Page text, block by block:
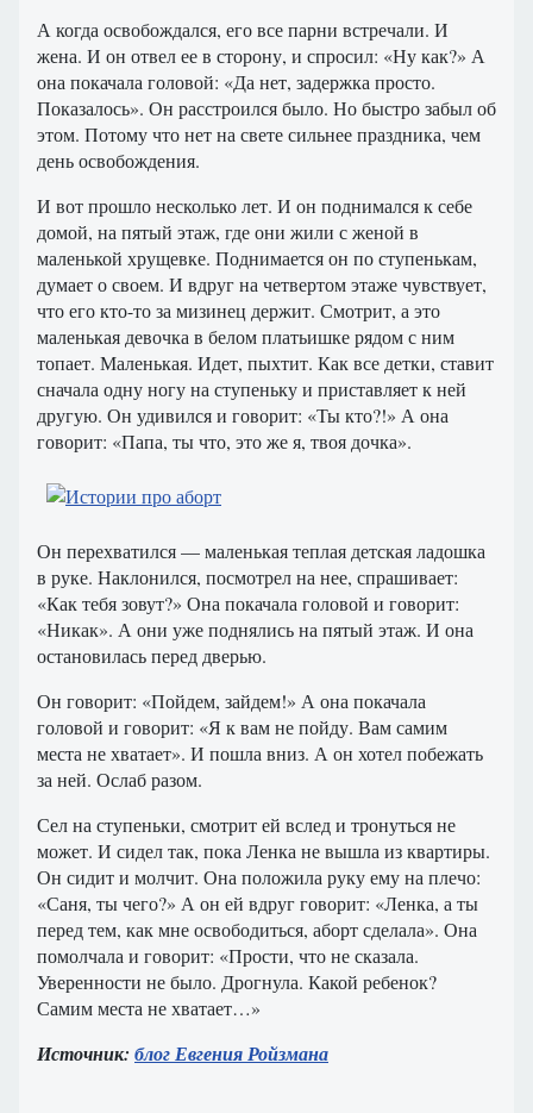
А когда освобождался, его все парни встречали. И
жена. И он отвел ее в сторону, и спросил: «Ну как?» А
она покачала головой: «Да нет, задержка просто.
Показалось». Он расстроился было. Но быстро забыл об
этом. Потому что нет на свете сильнее праздника, чем
день освобождения.
И вот прошло несколько лет. И он поднимался к себе
домой, на пятый этаж, где они жили с женой в
маленькой хрущевке. Поднимается он по ступенькам,
думает о своем. И вдруг на четвертом этаже чувствует,
что его кто-то за мизинец держит. Смотрит, а это
маленькая девочка в белом платьишке рядом с ним
топает. Маленькая. Идет, пыхтит. Как все детки, ставит
сначала одну ногу на ступеньку и приставляет к ней
другую. Он удивился и говорит: «Ты кто?!» А она
говорит: «Папа, ты что, это же я, твоя дочка».
Он перехватился — маленькая теплая детская ладошка
в руке. Наклонился, посмотрел на нее, спрашивает:
«Как тебя зовут?» Она покачала головой и говорит:
«Никак». А они уже поднялись на пятый этаж. И она
остановилась перед дверью.
Он говорит: «Пойдем, зайдем!» А она покачала
головой и говорит: «Я к вам не пойду. Вам самим
места не хватает». И пошла вниз. А он хотел побежать
за ней. Ослаб разом.
Сел на ступеньки, смотрит ей вслед и тронуться не
может. И сидел так, пока Ленка не вышла из квартиры.
Он сидит и молчит. Она положила руку ему на плечо:
«Саня, ты чего?» А он ей вдруг говорит: «Ленка, а ты
перед тем, как мне освободиться, аборт сделала». Она
помолчала и говорит: «Прости, что не сказала.
Уверенности не было. Дрогнула. Какой ребенок?
Самим места не хватает…»
Источник: блог Евгения Ройзмана